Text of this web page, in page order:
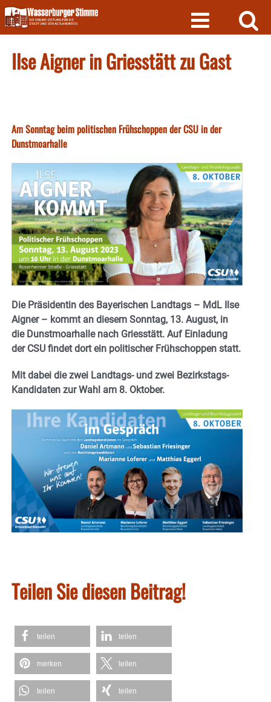
Skip
to
content
Ilse Aigner in Griesstätt zu Gast
Am Sonntag beim politischen Frühschoppen der CSU in der
Dunstmoarhalle
Die Präsidentin des Bayerischen Landtags – MdL Ilse
Aigner – kommt an diesem Sonntag, 13. August, in
die Dunstmoarhalle nach Griesstätt. Auf Einladung
der CSU findet dort ein politischer Frühschoppen statt.
Mit dabei die zwei Landtags- und zwei Bezirkstags-
Kandidaten zur Wahl am 8. Oktober.
Teilen Sie diesen Beitrag!
teilen teilen
merken teilen
teilen teilen